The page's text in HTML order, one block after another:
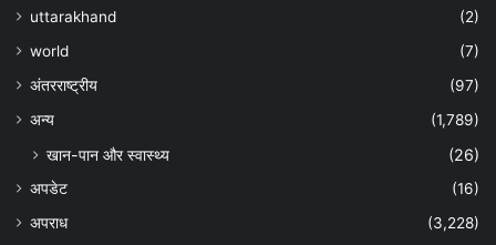
uttarakhand
(2)
world
(7)
अंतरराष्ट्रीय
(97)
अन्‍य
(1,789)
खान-पान और स्वास्थ्य (26)
अपडेट
(16)
अपराध
(3,228)